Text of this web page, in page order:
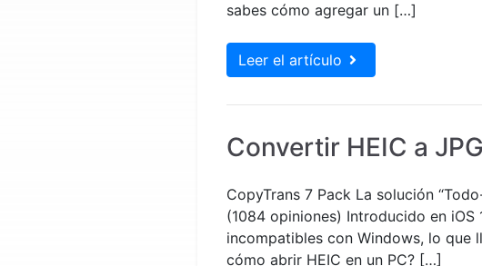
sabes cómo agregar un […]
Leer el artículo
Convertir HEIC a JPG
CopyTrans 7 Pack La solución
(1084 opiniones) Introducido en iOS
incompatibles con Windows, lo que
cómo abrir HEIC en un PC? […]